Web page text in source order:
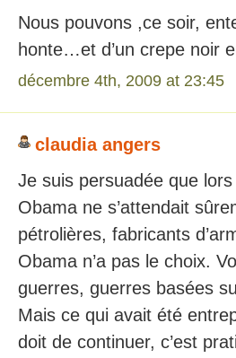
Nous pouvons ,ce soir,
honte…et d’un crepe noir
décembre 4th, 2009 at 23:45
claudia angers
Je suis persuadée que
Obama ne s’attendait
pétrolières, fabricants
Obama n’a pas le choix.
guerres, guerres basées
Mais ce qui avait été
doit de continuer, c’est